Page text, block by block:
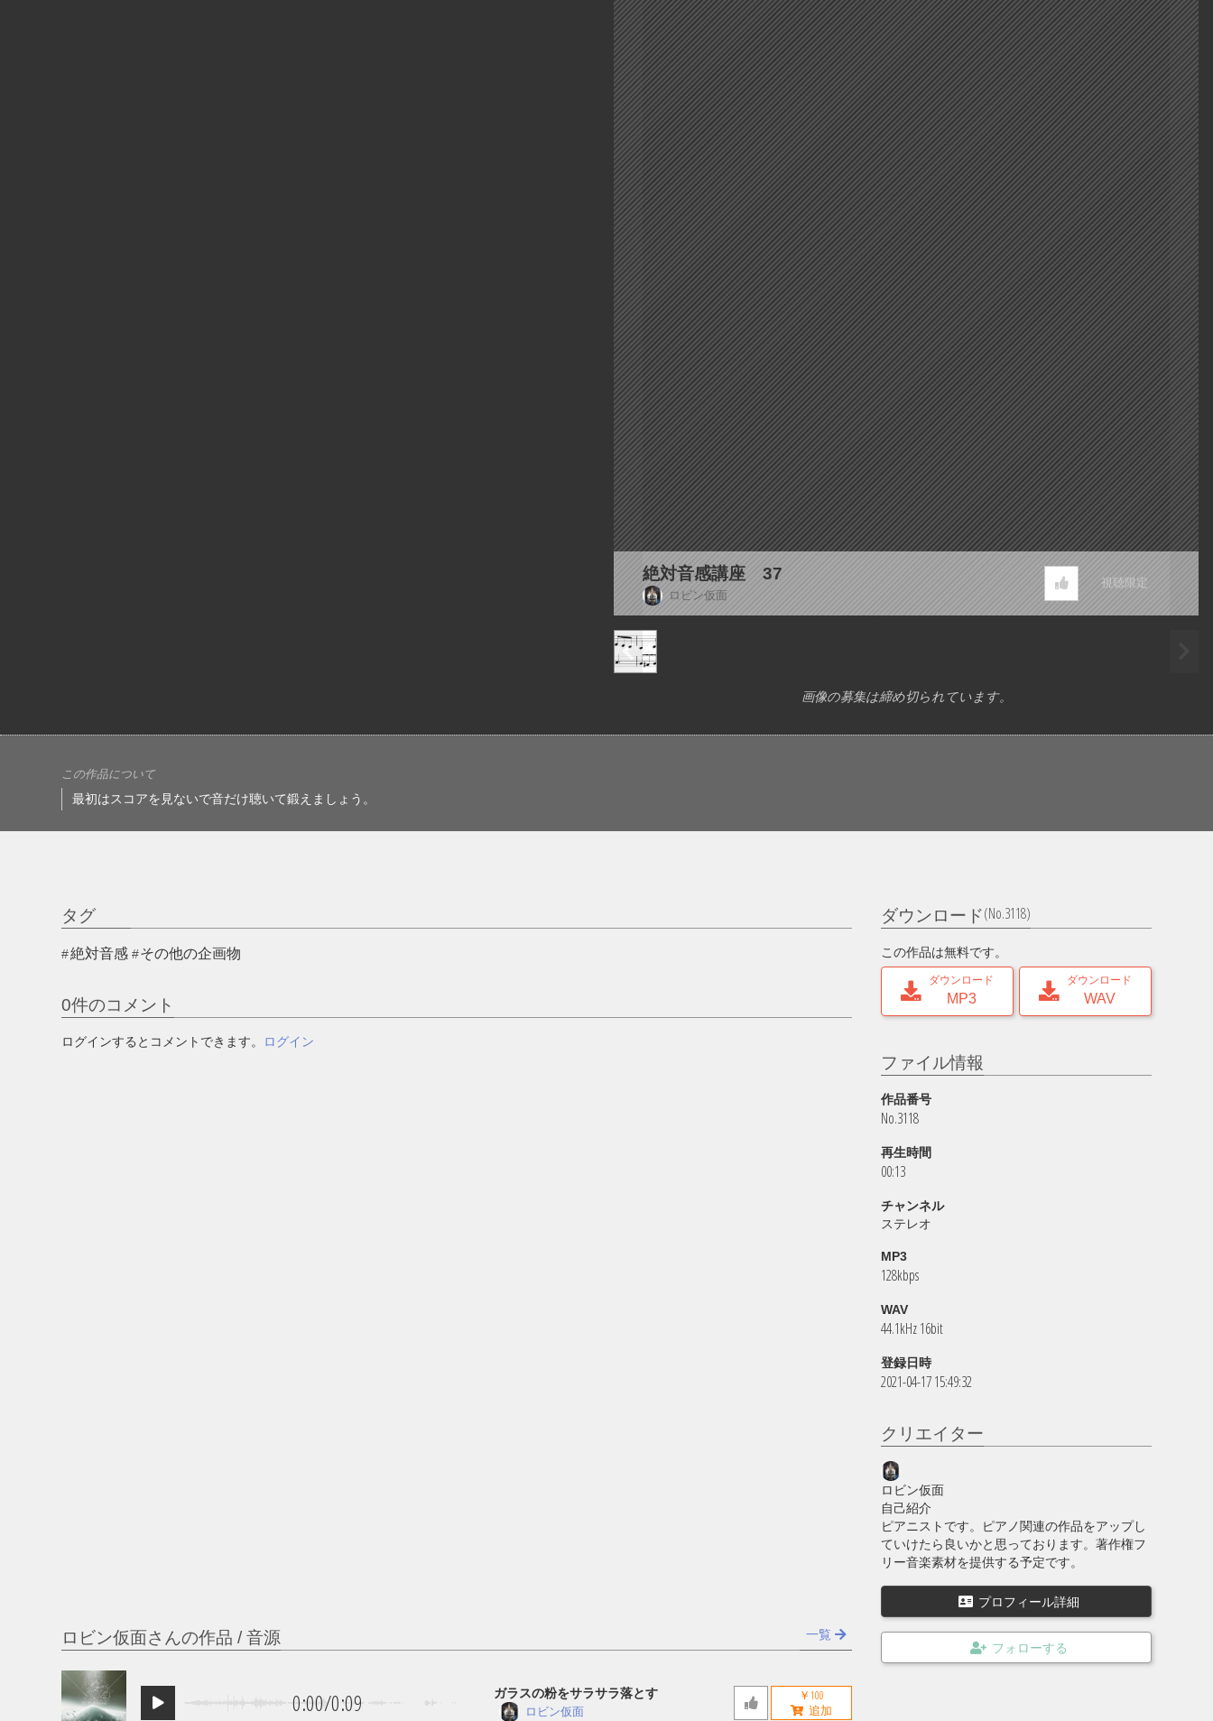
絶対音感講座 37
ロビン仮面
視聴限定
画像の募集は締め切られています。
この作品について
最初はスコアを見ないで音だけ聴いて鍛えましょう。
タグ
絶対音感 その他の企画物
0件のコメント
ログインするとコメントできます。 ログイン
ロビン仮面さんの作品 / 音源 一覧
0:00/0:09 ガラスの粉をサラサラ落とす
ロビン仮面
￥100
ダウンロード(No.3118)
この作品は無料です。
ダウンロード
MP3
ダウンロード
WAV
ファイル情報
作品番号
No.3118
再生時間
00:13
チャンネル
ステレオ
MP3
128kbps
WAV
44.1kHz 16bit
登録日時
2021-04-17 15:49:32
クリエイター
ロビン仮面
自己紹介
ピアニストです。ピアノ関連の作品をアップし
ていけたら良いかと思っております。著作権フ
リー音楽素材を提供する予定です。
プロフィール詳細